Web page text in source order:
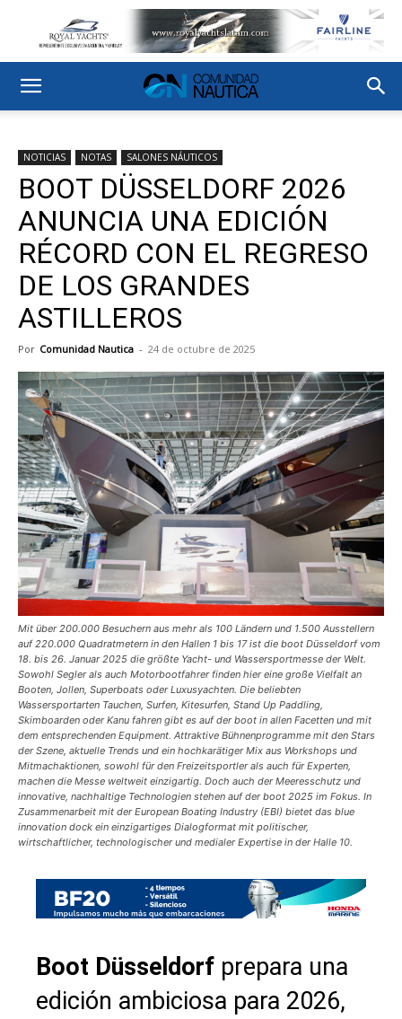
NOTICIAS NOTAS SALONES NÁUTICOS
BOOT DÜSSELDORF 2026
ANUNCIA UNA EDICIÓN
RÉCORD CON EL REGRESO
DE LOS GRANDES
ASTILLEROS
Por Comunidad Nautica - 24 de octubre de 2025
Mit über 200.000 Besuchern aus mehr als 100 Ländern und 1.500 Ausstellern
auf 220.000 Quadratmetern in den Hallen 1 bis 17 ist die boot Düsseldorf vom
18. bis 26. Januar 2025 die größte Yacht- und Wassersportmesse der Welt.
Sowohl Segler als auch Motorbootfahrer finden hier eine große Vielfalt an
Booten, Jollen, Superboats oder Luxusyachten. Die beliebten
Wassersportarten Tauchen, Surfen, Kitesurfen, Stand Up Paddling,
Skimboarden oder Kanu fahren gibt es auf der boot in allen Facetten und mit
dem entsprechenden Equipment. Attraktive Bühnenprogramme mit den Stars
der Szene, aktuelle Trends und ein hochkarätiger Mix aus Workshops und
Mitmachaktionen, sowohl für den Freizeitsportler als auch für Experten,
machen die Messe weltweit einzigartig. Doch auch der Meeresschutz und
innovative, nachhaltige Technologien stehen auf der boot 2025 im Fokus. In
Zusammenarbeit mit der European Boating Industry (EBI) bietet das blue
innovation dock ein einzigartiges Dialogformat mit politischer,
wirtschaftlicher, technologischer und medialer Expertise in der Halle 10.
Boot Düsseldorf prepara una
edición ambiciosa para 2026,